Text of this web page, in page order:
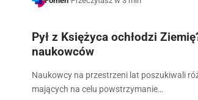
Pył z Księżyca ochłodzi
naukowców
Naukowcy na przestrzeni lat poszukiwali
mających na celu powstrzymanie…